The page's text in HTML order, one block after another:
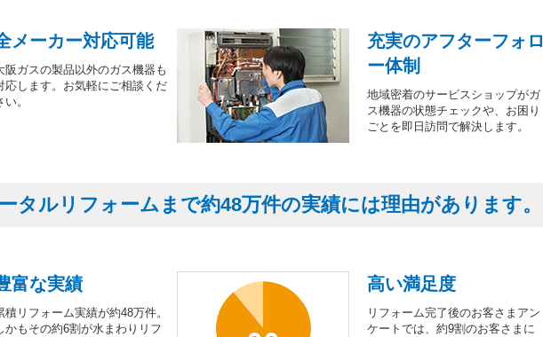
メーカー対応可能
阪ガスの製品以外のガス機器も
応します。お気軽にご相談くだ
い。
充実のアフターフォロ
ー体制
地域密着のサービスショップがガ
ス機器の状態チェックや、お困り
ごとを即日訪問で解決します。
タルリフォームまで約48万件の実績には理由があります。
富な実績
積リフォーム実績が約48万件。
かもその約6割が水まわりリフ
高い満足度
リフォーム完了後のお客さまアン
ケートでは、約9割のお客さまに